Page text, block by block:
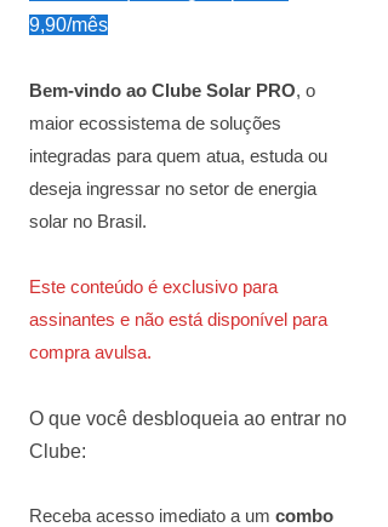
9,90/mês
Bem-vindo ao Clube Solar PRO, o
maior ecossistema de soluções
integradas para quem atua, estuda ou
deseja ingressar no setor de energia
solar no Brasil.
Este conteúdo é exclusivo para
assinantes e não está disponível para
compra avulsa.
O que você desbloqueia ao entrar no
Clube:
Receba acesso imediato a um combo